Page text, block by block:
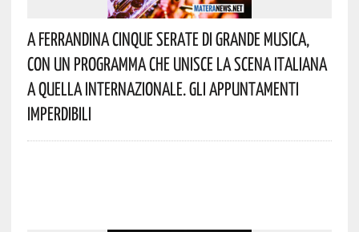
A Ferrandina Cinque Serate Di Grande Musica,
Con Un Programma Che Unisce La Scena Italiana
A Quella Internazionale. Gli Appuntamenti
Imperdibili